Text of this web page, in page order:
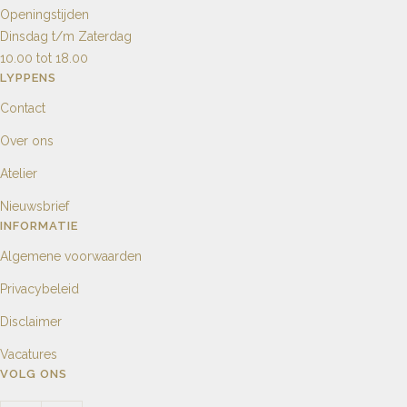
Openingstijden
Dinsdag t/m Zaterdag
10.00 tot 18.00
LYPPENS
Contact
Over ons
Atelier
Nieuwsbrief
INFORMATIE
Algemene voorwaarden
Privacybeleid
Disclaimer
Vacatures
VOLG ONS